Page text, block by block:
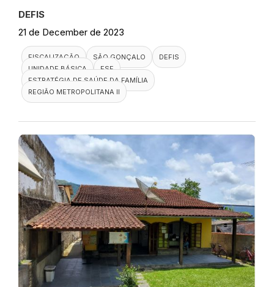
DEFIS
21 de December de 2023
FISCALIZAÇÃO SÃO GONÇALO
DEFIS
UNIDADE BÁSICA
ESF
ESTRATÉGIA DE SAÚDE DA FAMÍLIA
REGIÃO METROPOLITANA II